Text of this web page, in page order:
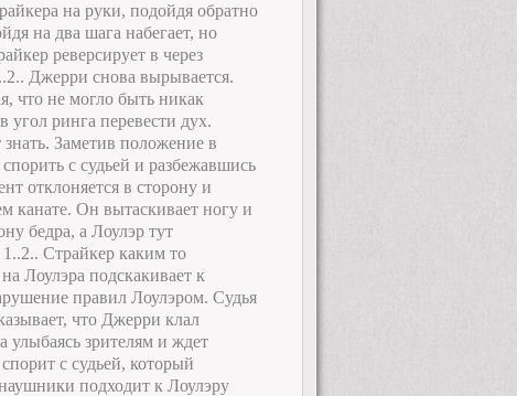
на руки, подойдя обратно
на два шага набегает, но
реверсирует в через
Джерри снова вырывается.
что не могло быть никак
угол ринга перевести дух.
Заметив положение в
с судьей и разбежавшись
отклоняется в сторону и
канате. Он вытаскивает ногу и
бедра, а Лоулэр тут
Страйкер каким то
Лоулэра подскакивает к
правил Лоулэром. Судья
что Джерри клал
улыбаясь зрителям и ждет
с судьей, который
подходит к Лоулэру